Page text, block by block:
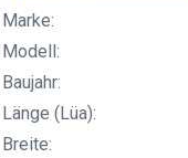
Marke:
Modell:
Baujahr:
Länge (Lüa):
Breite: